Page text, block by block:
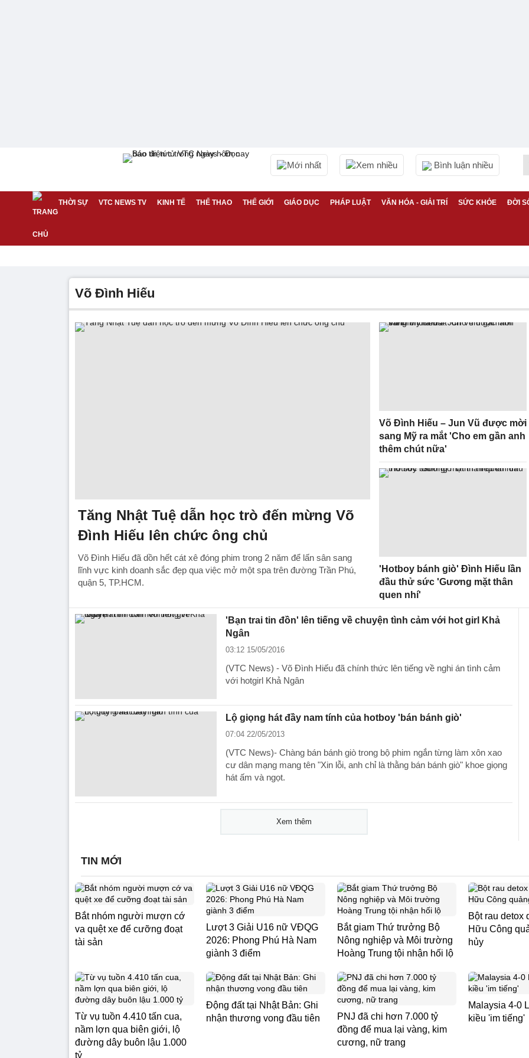
Mới nhất Xem nhiều Bình luận nhiều
THỜI SỰ VTC NEWS TV KINH TẾ THỂ THAO THẾ GIỚI GIÁO DỤC PHÁP LUẬT VĂN HÓA - GIẢI TRÍ SỨC KHỎE ĐỜI
Võ Đình Hiếu
Tăng Nhật Tuệ dẫn học trò đến mừng Võ
Đình Hiếu lên chức ông chủ
Võ Đình Hiếu đã dồn hết cát xê đóng phim trong 2 năm để lấn sân sang
lĩnh vực kinh doanh sắc đẹp qua việc mở một spa trên đường Trần Phú,
quận 5, TP.HCM.
Võ Đình Hiếu – Jun Vũ được mời
sang Mỹ ra mắt 'Cho em gần anh
thêm chút nữa'
'Hotboy bánh giò' Đình Hiếu lần
đầu thử sức 'Gương mặt thân
quen nhí'
'Bạn trai tin đồn' lên tiếng về chuyện tình cảm với hot girl Khả
Ngân
03:12 15/05/2016
(VTC News) - Võ Đình Hiếu đã chính thức lên tiếng về nghi án tình cảm
với hotgirl Khả Ngân
Lộ giọng hát đầy nam tính của hotboy 'bán bánh giò'
07:04 22/05/2013
(VTC News)- Chàng bán bánh giò trong bộ phim ngắn từng làm xôn xao
cư dân mạng mang tên "Xin lỗi, anh chỉ là thằng bán bánh giò" khoe giọng
hát ấm và ngọt.
Xem thêm
TIN MỚI
Bắt nhóm người mượn cớ
va quệt xe để cưỡng đoạt
tài sản
Lượt 3 Giải U16 nữ VĐQG
2026: Phong Phú Hà Nam
giành 3 điểm
Bắt giam Thứ trưởng Bộ
Nông nghiệp và Môi trường
Hoàng Trung tội nhận hối lộ
Bột rau detox
Hữu Công
hủy
Từ vụ tuồn 4.410 tấn cua,
nầm lợn qua biên giới, lộ
đường dây buôn lậu 1.000
tỷ
Động đất tại Nhật Bản: Ghi
nhận thương vong đầu tiên
PNJ đã chi hơn 7.000 tỷ
đồng để mua lại vàng, kim
cương, nữ trang
Malaysia 4-0
kiều 'im tiếng'